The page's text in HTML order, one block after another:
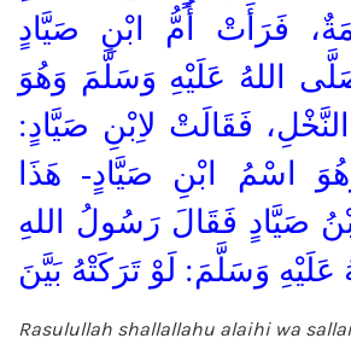
فَرَأَتْ أُمُّ ابْنِ صَيَّادٍ
اللهُ عَلَيْهِ وَسَلَّمَ وَهُوَ
فَقَالَتْ لاِبْنِ صَيَّادٍ:
اسْمُ ابْنِ صَيَّادٍ- هَذَا
صَيَّادٍ فَقَالَ رَسُولُ اللهِ
عَلَيْهِ وَسَلَّمَ: لَوْ تَرَكَتْهُ بَيَّنَ
Rasulullah shallallahu alaihi wa